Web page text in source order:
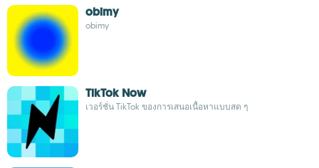
obimy
obimy
TikTok Now
เวอร์ชั่น TikTok ของการเสนอเนื้อหาแบบสด ๆ